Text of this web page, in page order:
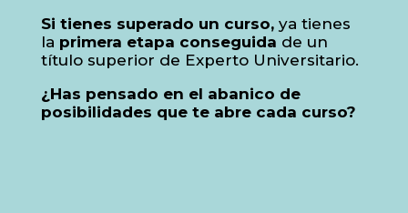
Si tienes superado un curso,ya tienes
la primera etapa conseguida de un
título superior de Experto Universitario.
¿Has pensado en el abanico de
posibilidades que te abre cada curso?